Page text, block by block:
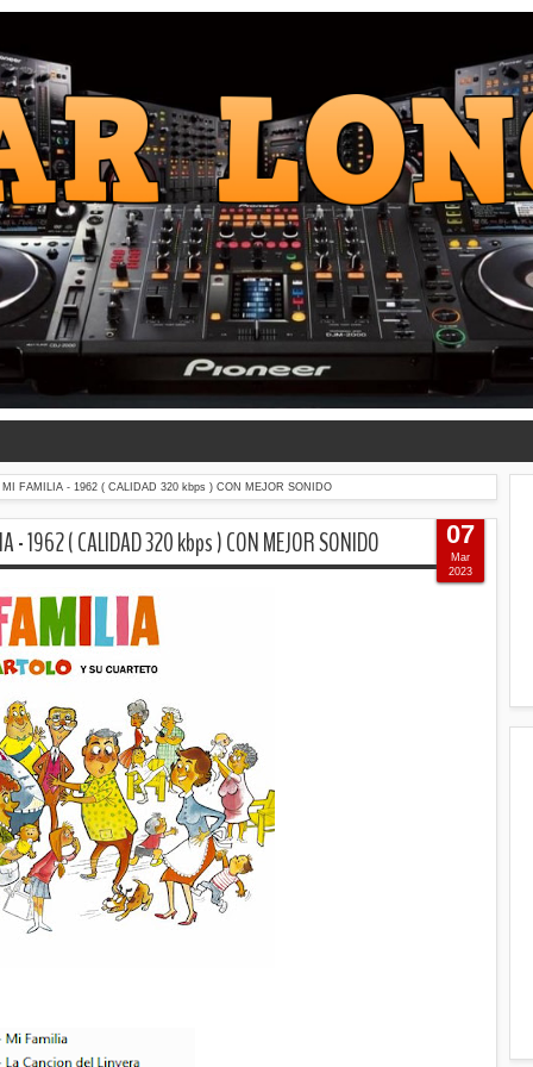
FAMILIA - 1962 ( CALIDAD 320 kbps ) CON MEJOR SONIDO
- 1962 ( CALIDAD 320 kbps ) CON MEJOR SONIDO 07
Mar
2023